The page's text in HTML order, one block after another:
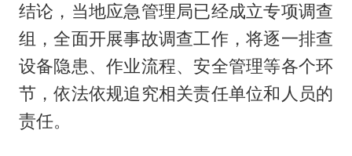
结论，当地应急管理局已经成立专项调查
组，全面开展事故调查工作，将逐一排查
设备隐患、作业流程、安全管理等各个环
节，依法依规追究相关责任单位和人员的
责任。